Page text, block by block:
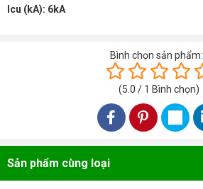
Icu (kA): 6kA
Bình chọn sản phẩm:
(5.0 / 1 Bình chọn)
Sản phẩm cùng loại